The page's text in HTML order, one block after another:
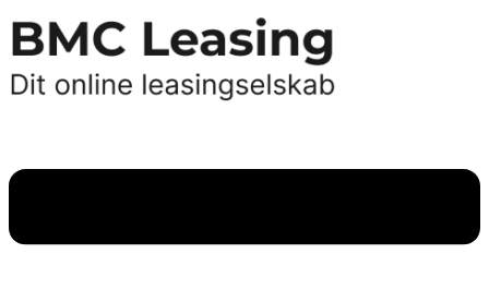
til
indhold